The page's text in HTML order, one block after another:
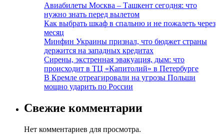
Авиабилеты Москва – Ташкент сегодня: что
нужно знать перед вылетом
Как выбрать шкаф в спальню и не пожалеть через
месяц
Минфин Украины признал, что бюджет страны
держится на западных кредитах
Сирены, экстренная эвакуация, дым: что
происходит в ТЦ «Капитолий» в Петербурге
В Кремле отреагировали на угрозы Польши
мощно ударить по России
Свежие комментарии
Нет комментариев для просмотра.